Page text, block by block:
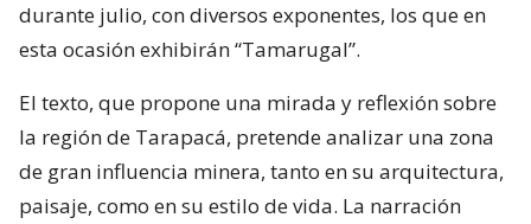
durante julio, con diversos exponentes, los que en
esta ocasión exhibirán “Tamarugal”.
El texto, que propone una mirada y reflexión sobre
la región de Tarapacá, pretende analizar una zona
de gran influencia minera, tanto en su arquitectura,
paisaje, como en su estilo de vida. La narración